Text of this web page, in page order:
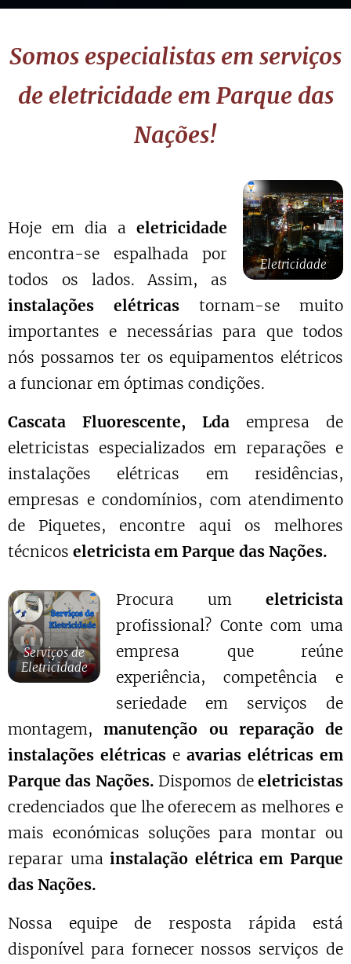
Somos especialistas em serviços
de eletricidade em Parque das
Nações!
Eletricidade
Hoje em dia aeletricidade
encontra-se espalhada por
todos os lados. Assim, as
instalações elétricas tornam-se muito
importantes e necessárias para que todos
nós possamos ter os equipamentos elétricos
a funcionar em óptimas condições.
Cascata Fluorescente, Lda empresa de
eletricistas especializados em reparações e
instalações elétricas em residências,
empresas e condomínios, com atendimento
de Piquetes, encontre aqui os melhores
técnicos eletricista em Parque das Nações.
Serviços de
Eletricidade
Procura um eletricista
profissional? Conte com uma
empresa que reúne
experiência, competência e
seriedade em serviços de
montagem,manutenção ou reparação de
instalações elétricas e avarias elétricas em
Parque das Nações. Dispomos deeletricistas
credenciados que lhe oferecem as melhores e
mais económicas soluções para montar ou
reparar umainstalação elétrica em Parque
das Nações.
Nossa equipe de resposta rápida está
disponível para fornecer nossos serviços de